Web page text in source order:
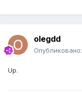
olegdd
Опубликовано:
Up.